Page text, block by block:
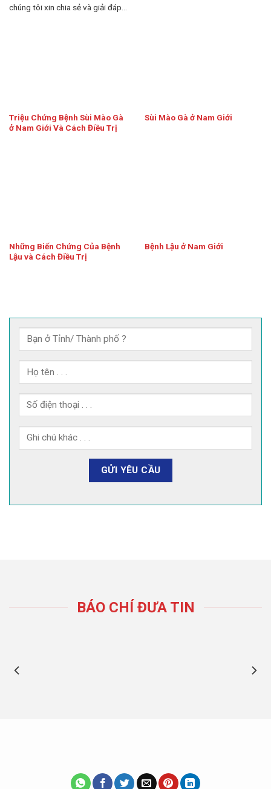
chúng tôi xin chia sẻ và giải đáp...
Triệu Chứng Bệnh Sùi Mào Gà
ở Nam Giới Và Cách Điều Trị
Sùi Mào Gà ở Nam Giới
Những Biến Chứng Của Bệnh
Lậu và Cách Điều Trị
Bệnh Lậu ở Nam Giới
BÁO CHÍ ĐƯA TIN